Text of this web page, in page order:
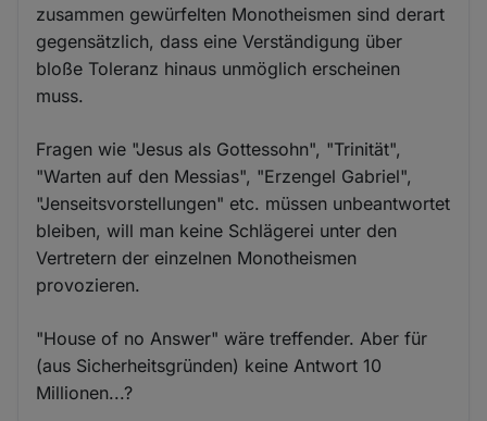
zusammen gewürfelten Monotheismen sind derart
gegensätzlich, dass eine Verständigung über
bloße Toleranz hinaus unmöglich erscheinen
muss.
Fragen wie "Jesus als Gottessohn", "Trinität",
"Warten auf den Messias", "Erzengel Gabriel",
"Jenseitsvorstellungen" etc. müssen unbeantwortet
bleiben, will man keine Schlägerei unter den
Vertretern der einzelnen Monotheismen
provozieren.
"House of no Answer" wäre treffender. Aber für
(aus Sicherheitsgründen) keine Antwort 10
Millionen...?